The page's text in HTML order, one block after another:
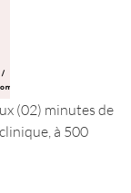
(02) minutes de
à 500